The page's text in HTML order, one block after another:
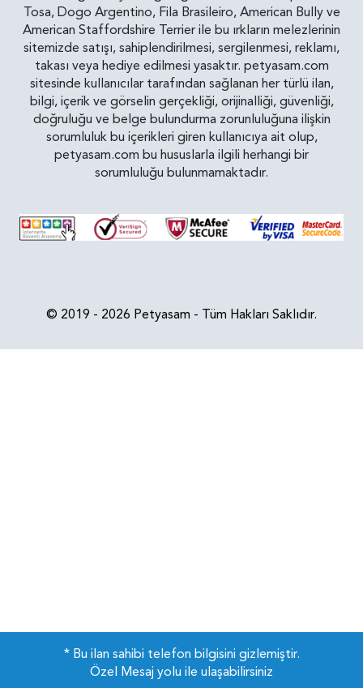
* Bu ilan sahibi telefon bilgisini gizlemiştir.
Özel Mesaj yolu ile ulaşabilirsiniz
Tosa, Dogo Argentino, Fila Brasileiro, American Bully ve
American Staffordshire Terrier ile bu ırkların melezlerinin
sitemizde satışı, sahiplendirilmesi, sergilenmesi, reklamı,
takası veya hediye edilmesi yasaktır. petyasam.com
sitesinde kullanıcılar tarafından sağlanan her türlü ilan,
bilgi, içerik ve görselin gerçekliği, orijinalliği, güvenliği,
doğruluğu ve belge bulundurma zorunluluğuna ilişkin
sorumluluk bu içerikleri giren kullanıcıya ait olup,
petyasam.com bu hususlarla ilgili herhangi bir
sorumluluğu bulunmamaktadır.
© 2019 - 2026 Petyasam - Tüm Hakları Saklıdır.